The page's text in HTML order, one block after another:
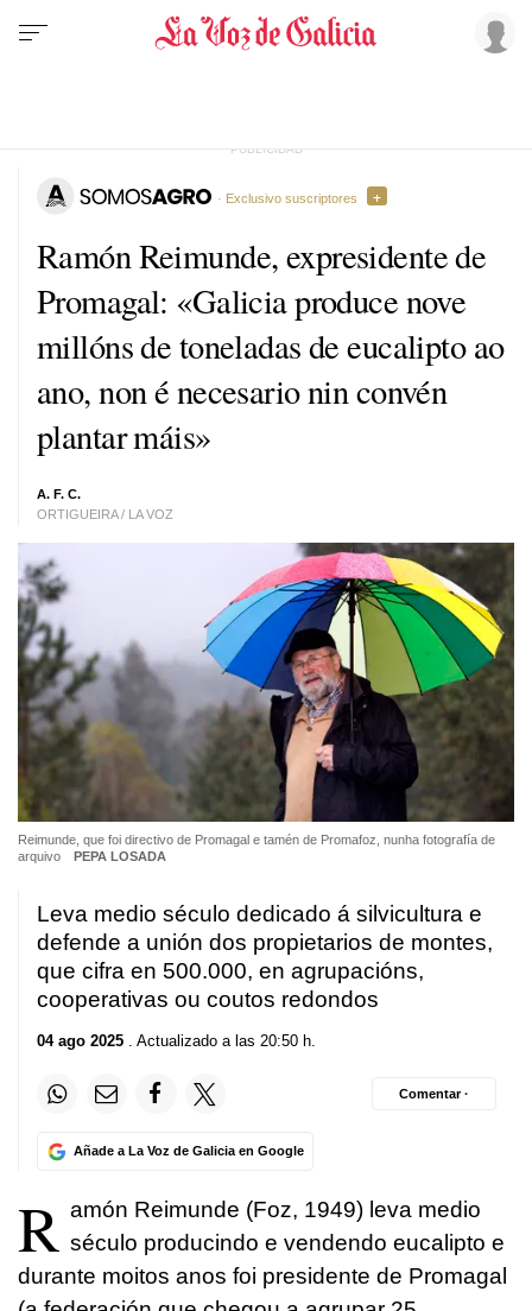
Ramón Reimunde, expresidente de
Promagal: «Galicia produce nove
millóns de toneladas de eucalipto ao
ano, non é necesario nin convén
plantar máis»
A. F. C.
ORTIGUEIRA / LA VOZ
· Exclusivo suscriptores
Reimunde, que foi directivo de Promagal e tamén de Promafoz, nunha fotografía de
arquivo
PEPA LOSADA
Leva medio século dedicado á silvicultura e
defende a unión dos propietarios de montes,
que cifra en 500.000, en agrupacións,
cooperativas ou coutos redondos
04 ago 2025 . Actualizado a las 20:50 h.
Añade a La Voz de Galicia en Google
Comentar ·
R amón Reimunde (Foz, 1949) leva medio
século producindo e vendendo eucalipto e
durante moitos anos foi presidente de Promagal